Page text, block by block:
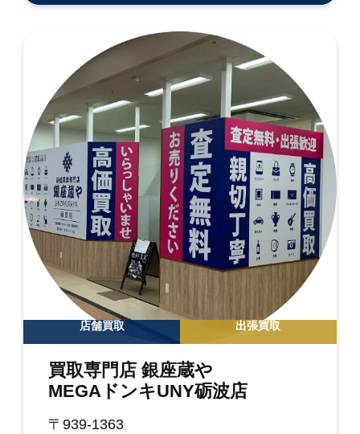
店舗買取 出張買取
買取専門店 銀座蔵や
MEGAドンキUNY砺波店
〒939-1363